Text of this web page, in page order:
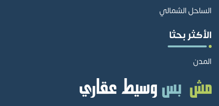
الساحل الشمالي
الأكثر بحثا
المدن